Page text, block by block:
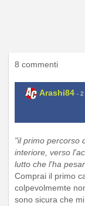
8 commenti
Arashi84 - 2
"il primo percorso
interiore, verso
lutto che l'ha
Comprai il primo
colpevolmemte
sono sicura che